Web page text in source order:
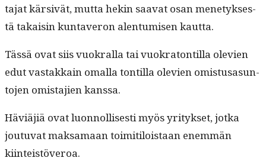
ta­jat kär­sivät, mut­ta hekin saa­vat osan mene­tyk­ses­
tä takaisin kun­taveron alen­tu­misen kautta.
Tässä ovat siis vuokral­la tai vuokra­ton­til­la ole­vien
edut vas­takkain oma­l­la ton­til­la ole­vien omis­tusasun­
to­jen omis­ta­jien kanssa.
Häviäjiä ovat luon­nol­lis­es­ti myös yri­tyk­set, jot­ka
joutu­vat mak­samaan toim­i­tilois­taan enem­män
kiinteistöveroa.